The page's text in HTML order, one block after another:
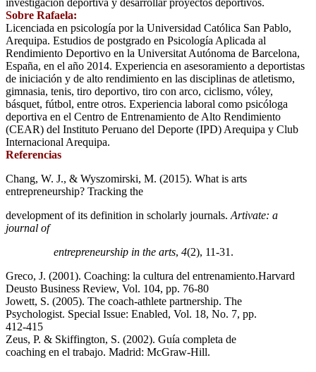
Sobre Rafaela:
Licenciada en psicología por la Universidad Católica San Pablo,
Arequipa. Estudios de postgrado en Psicología Aplicada al
Rendimiento Deportivo en la Universitat Autónoma de Barcelona,
España, en el año 2014. Experiencia en asesoramiento a deportistas
de iniciación y de alto rendimiento en las disciplinas de atletismo,
gimnasia, tenis, tiro deportivo, tiro con arco, ciclismo, vóley,
básquet, fútbol, entre otros. Experiencia laboral como psicóloga
deportiva en el Centro de Entrenamiento de Alto Rendimiento
(CEAR) del Instituto Peruano del Deporte (IPD) Arequipa y Club
Internacional Arequipa.
Referencias
Chang, W. J., & Wyszomirski, M. (2015). What is arts
entrepreneurship? Tracking the
development of its definition in scholarly journals. Artivate: a
journal of
entrepreneurship in the arts, 4(2), 11-31.
Greco, J. (2001). Coaching: la cultura del entrenamiento.Harvard
Deusto Business Review, Vol. 104, pp. 76-80
Jowett, S. (2005). The coach-athlete partnership. The
Psychologist. Special Issue: Enabled, Vol. 18, No. 7, pp.
412-415
Zeus, P. & Skiffington, S. (2002). Guía completa de
coaching en el trabajo. Madrid: McGraw-Hill.